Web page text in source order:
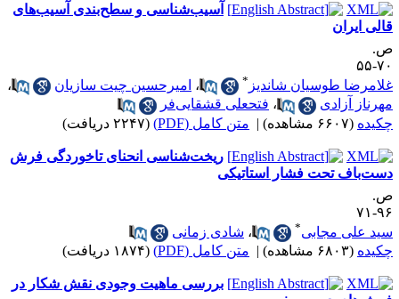
آسیب‌شناسی و سطح‌بندی آسیب‌های
ایران
۵۵
طوسیان شاندیز * ،امیرحسین چیت سازیان
،
آزادی
،فتحعلی قشقایی‌فر
(۶۶۰۷ مشاهده) | متن کامل (PDF) (۲۲۴۷ دریافت)
ریخت‌شناسی انحنای تاخوردگی فرش
تحت فشار استاتیکی
۷۱
علی مجابی
،شادی زمانی
(۶۸۰۳ مشاهده) | متن کامل (PDF) (۱۸۷۴ دریافت)
بررسی ماهیت وجودی نقش شکار در